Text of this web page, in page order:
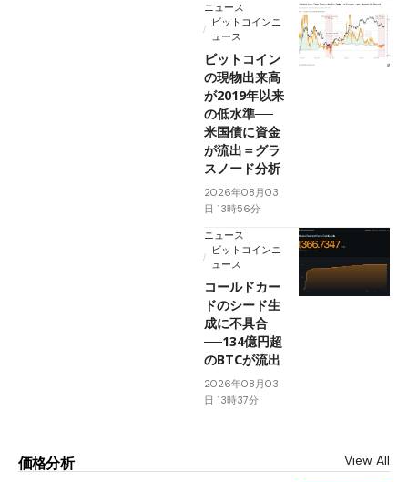
ニュース
ビットコインニ
ュース
ビットコイン
の現物出来高
が2019年以来
の低水準──
米国債に資金
が流出＝グラ
スノード分析
2026年08月03
日 13時56分
ニュース
ビットコインニ
ュース
コールドカー
ドのシード生
成に不具合
──134億円超
のBTCが流出
2026年08月03
日 13時37分
価格分析 View All